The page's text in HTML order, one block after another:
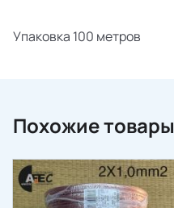
Упаковка 100 метров
Похожие товары